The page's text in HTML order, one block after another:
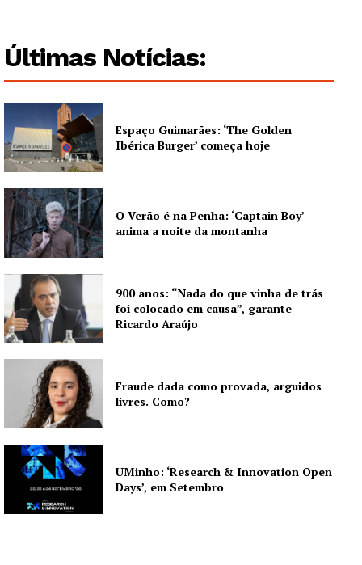
Últimas Notícias:
Espaço Guimarães: ‘The Golden
Ibérica Burger’ começa hoje
O Verão é na Penha: ‘Captain Boy’
anima a noite da montanha
900 anos: “Nada do que vinha de trás
foi colocado em causa”, garante
Ricardo Araújo
Fraude dada como provada, arguidos
livres. Como?
UMinho: ‘Research & Innovation Open
Days’, em Setembro